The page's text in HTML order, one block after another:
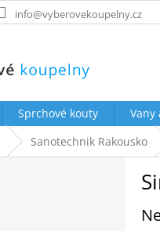
info@vyberovekoupelny.cz
Sprchové kouty Vany
Sanotechnik Rakousko